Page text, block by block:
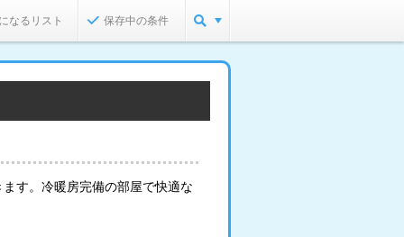
なるリスト 保存中の条件
す。冷暖房完備の部屋で快適な